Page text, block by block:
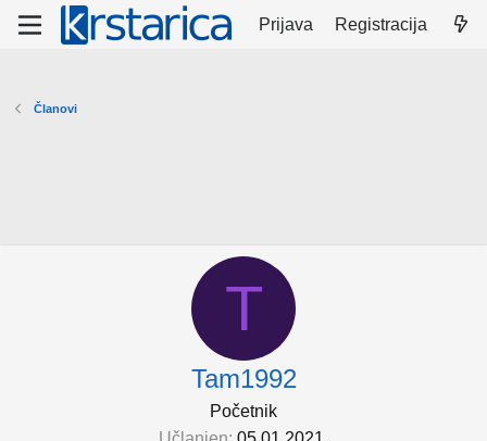
Prijava Registracija
Članovi
T
Tam1992
Početnik